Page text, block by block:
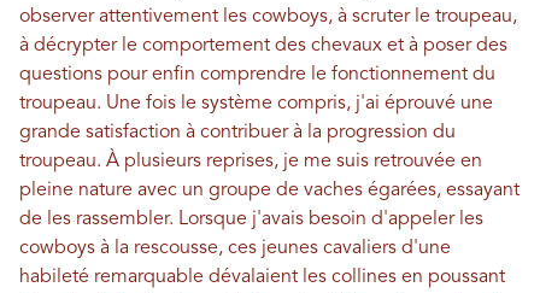
observer attentivement les cowboys, à scruter le troupeau,
à décrypter le comportement des chevaux et à poser des
questions pour enfin comprendre le fonctionnement du
troupeau. Une fois le système compris, j'ai éprouvé une
grande satisfaction à contribuer à la progression du
troupeau. À plusieurs reprises, je me suis retrouvée en
pleine nature avec un groupe de vaches égarées, essayant
de les rassembler. Lorsque j'avais besoin d'appeler les
cowboys à la rescousse, ces jeunes cavaliers d'une
habileté remarquable dévalaient les collines en poussant